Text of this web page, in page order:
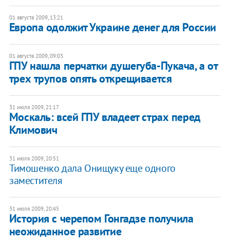
01 августа 2009, 13:21
Европа одолжит Украине денег для России
01 августа 2009, 09:03
ГПУ нашла перчатки душегуба-Пукача, а от
трех трупов опять открещивается
31 июля 2009, 21:17
Москаль: всей ГПУ владеет страх перед
Климович
31 июля 2009, 20:51
Тимошенко дала Онищуку еще одного
заместителя
31 июля 2009, 20:45
История с черепом Гонгадзе получила
неожиданное развитие